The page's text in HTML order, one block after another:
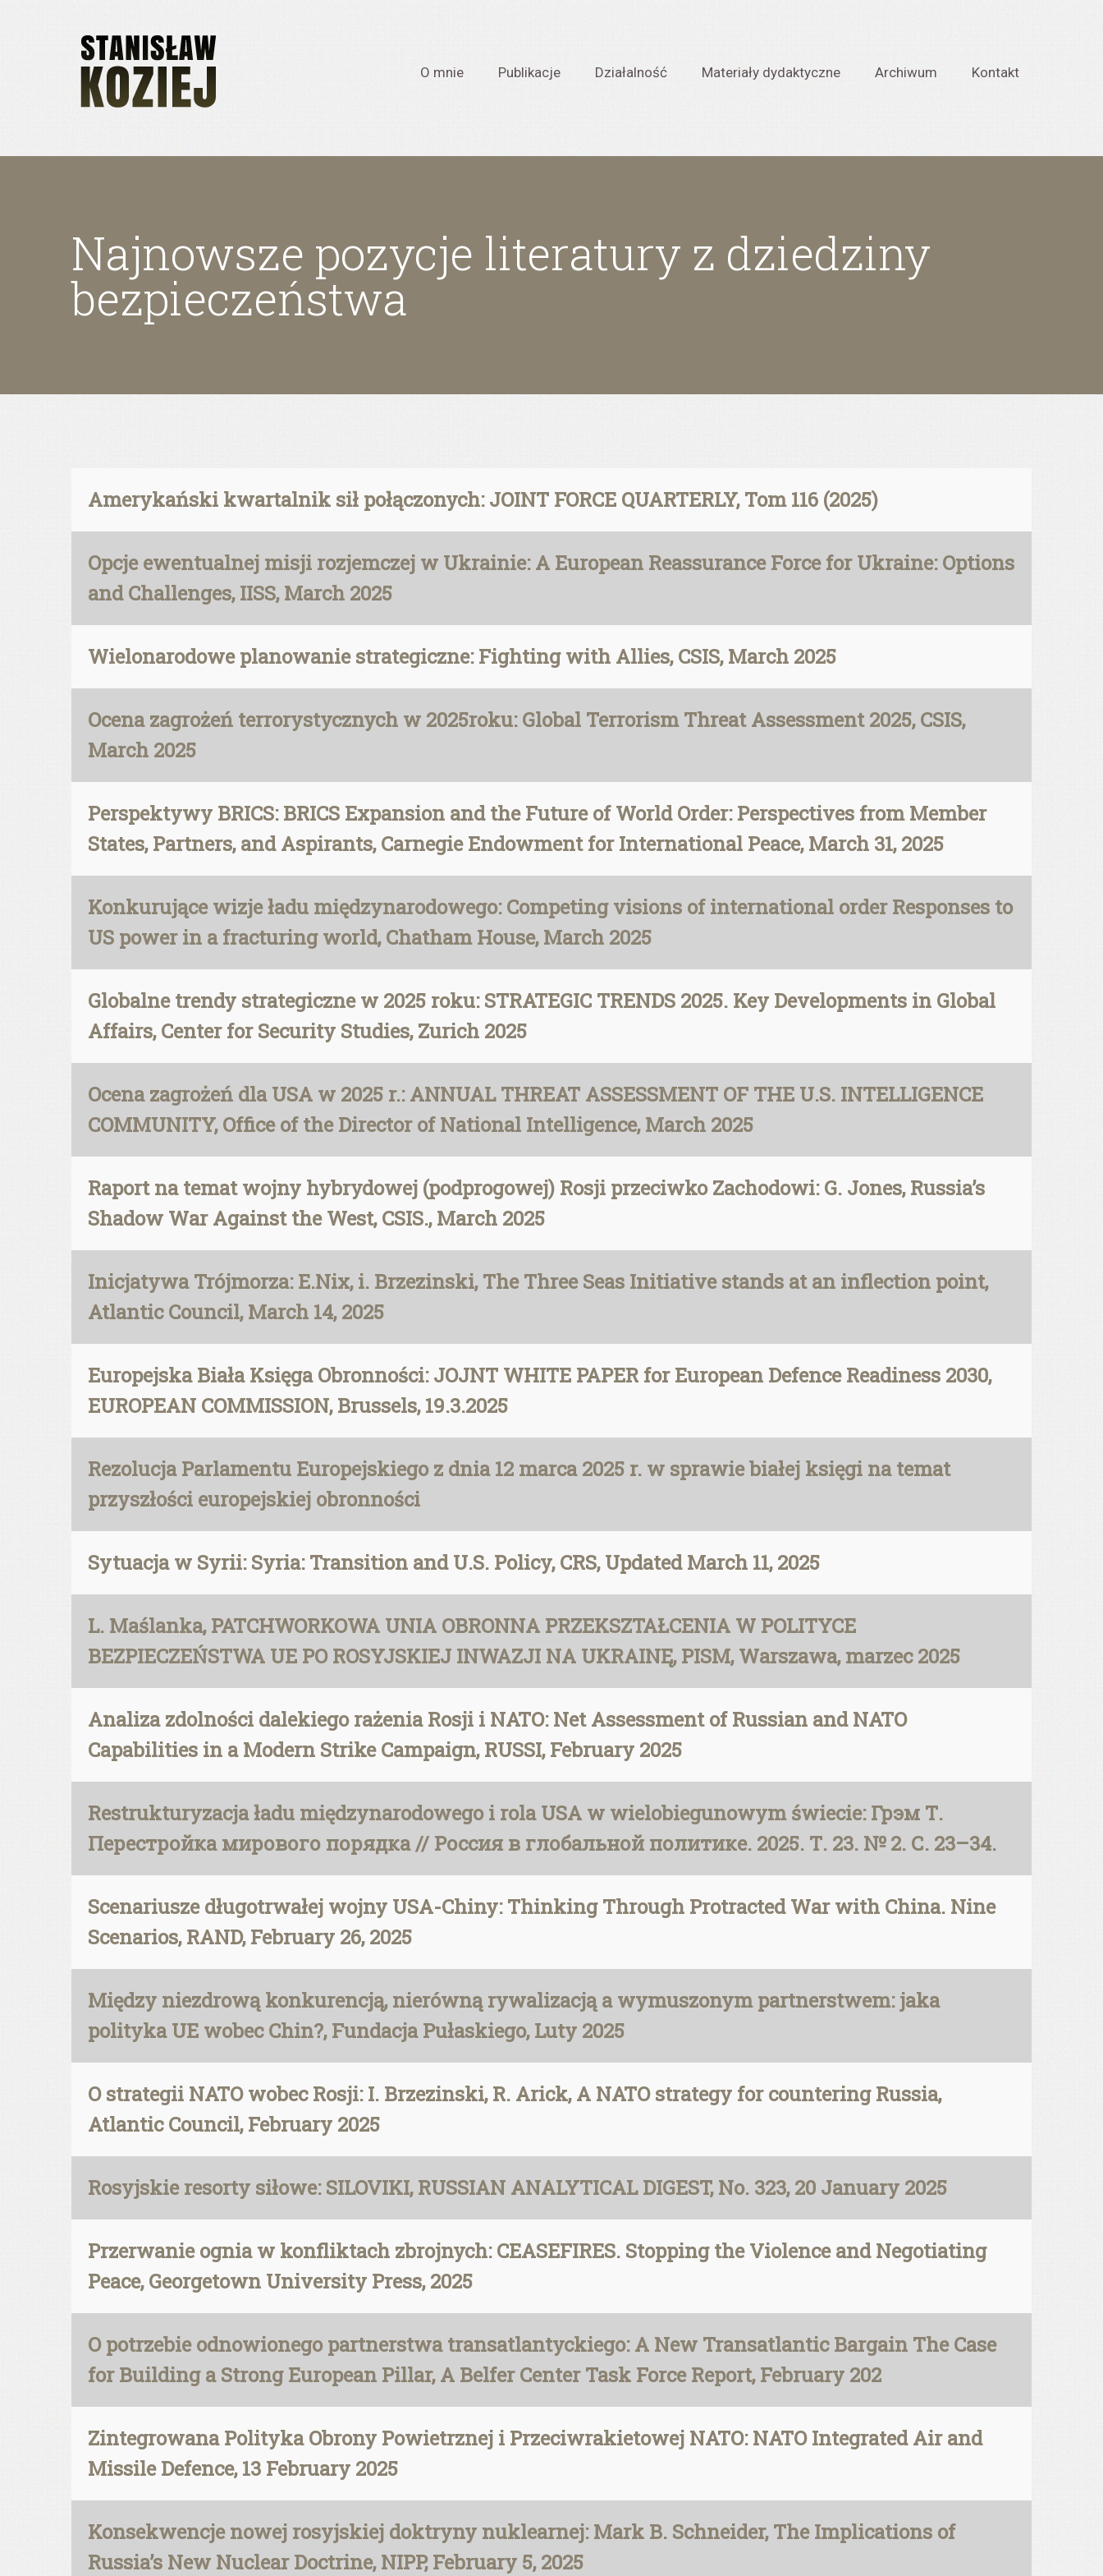
O mnie Publikacje Działalność Materiały dydaktyczne Archiwum Kontakt
Najnowsze pozycje literatury z dziedziny
bezpieczeństwa
Amerykański kwartalnik sił połączonych: JOINT FORCE QUARTERLY, Tom 116 (2025)
Opcje ewentualnej misji rozjemczej w Ukrainie: A European Reassurance Force for Ukraine: Options
and Challenges, IISS, March 2025
Wielonarodowe planowanie strategiczne: Fighting with Allies, CSIS, March 2025
Ocena zagrożeń terrorystycznych w 2025roku: Global Terrorism Threat Assessment 2025, CSIS,
March 2025
Perspektywy BRICS: BRICS Expansion and the Future of World Order: Perspectives from Member
States, Partners, and Aspirants, Carnegie Endowment for International Peace, March 31, 2025
Konkurujące wizje ładu międzynarodowego: Competing visions of international order Responses to
US power in a fracturing world, Chatham House, March 2025
Globalne trendy strategiczne w 2025 roku: STRATEGIC TRENDS 2025. Key Developments in Global
Affairs, Center for Security Studies, Zurich 2025
Ocena zagrożeń dla USA w 2025 r.: ANNUAL THREAT ASSESSMENT OF THE U.S. INTELLIGENCE
COMMUNITY, Office of the Director of National Intelligence, March 2025
Raport na temat wojny hybrydowej (podprogowej) Rosji przeciwko Zachodowi: G. Jones, Russia’s
Shadow War Against the West, CSIS., March 2025
Inicjatywa Trójmorza: E.Nix, i. Brzezinski, The Three Seas Initiative stands at an inflection point,
Atlantic Council, March 14, 2025
Europejska Biała Księga Obronności: JOJNT WHITE PAPER for European Defence Readiness 2030,
EUROPEAN COMMISSION, Brussels, 19.3.2025
Rezolucja Parlamentu Europejskiego z dnia 12 marca 2025 r. w sprawie białej księgi na temat
przyszłości europejskiej obronności
Sytuacja w Syrii: Syria: Transition and U.S. Policy, CRS, Updated March 11, 2025
L. Maślanka, PATCHWORKOWA UNIA OBRONNA PRZEKSZTAŁCENIA W POLITYCE
BEZPIECZEŃSTWA UE PO ROSYJSKIEJ INWAZJI NA UKRAINĘ, PISM, Warszawa, marzec 2025
Analiza zdolności dalekiego rażenia Rosji i NATO: Net Assessment of Russian and NATO
Capabilities in a Modern Strike Campaign, RUSSI, February 2025
Restrukturyzacja ładu międzynarodowego i rola USA w wielobiegunowym świecie: Грэм Т.
Перестройка мирового порядка // Россия в глобальной политике. 2025. Т. 23. № 2. С. 23–34.
Scenariusze długotrwałej wojny USA-Chiny: Thinking Through Protracted War with China. Nine
Scenarios, RAND, February 26, 2025
Między niezdrową konkurencją, nierówną rywalizacją a wymuszonym partnerstwem: jaka
polityka UE wobec Chin?, Fundacja Pułaskiego, Luty 2025
O strategii NATO wobec Rosji: I. Brzezinski, R. Arick, A NATO strategy for countering Russia,
Atlantic Council, February 2025
Rosyjskie resorty siłowe: SILOVIKI, RUSSIAN ANALYTICAL DIGEST, No. 323, 20 January 2025
Przerwanie ognia w konfliktach zbrojnych: CEASEFIRES. Stopping the Violence and Negotiating
Peace, Georgetown University Press, 2025
O potrzebie odnowionego partnerstwa transatlantyckiego: A New Transatlantic Bargain The Case
for Building a Strong European Pillar, A Belfer Center Task Force Report, February 202
Zintegrowana Polityka Obrony Powietrznej i Przeciwrakietowej NATO: NATO Integrated Air and
Missile Defence, 13 February 2025
Konsekwencje nowej rosyjskiej doktryny nuklearnej: Mark B. Schneider, The Implications of
Russia’s New Nuclear Doctrine, NIPP, February 5, 2025